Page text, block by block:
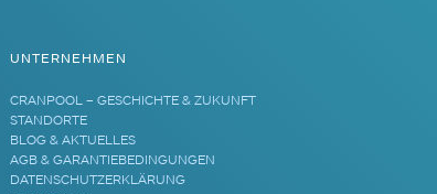
UNTERNEHMEN
CRANPOOL – GESCHICHTE & ZUKUNFT
STANDORTE
BLOG & AKTUELLES
AGB & GARANTIEBEDINGUNGEN
DATENSCHUTZERKLÄRUNG